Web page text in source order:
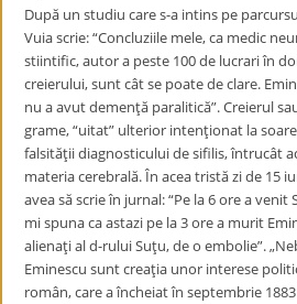
După un studiu care s-a intins pe
Vuia scrie: “Concluziile mele, ca medic
stiintific, autor a peste 100 de lucrari în
creierului, sunt cât se poate de clare.
nu a avut demenţă paralitică”. Creierul
grame, “uitat” ulterior intenţionat la
falsităţii diagnosticului de sifilis, întrucât
materia cerebrală. În acea tristă zi de 15
avea să scrie în jurnal: “Pe la 6 ore a venit
mi spuna ca astazi pe la 3 ore a murit
alienaţi al d-rului Suţu, de o embolie”.
Eminescu sunt creaţia unor interese
român, care a încheiat în septembrie